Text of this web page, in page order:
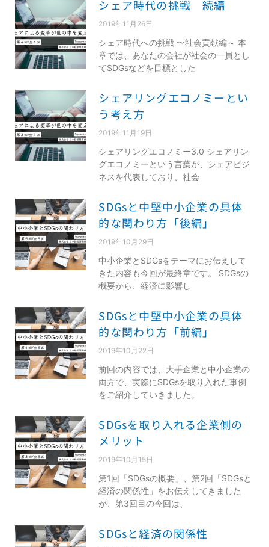
シェア時代の挑戦 続編
2019年11月26日
シェア時代への挑戦 〜社会貢献編～ 本
章では、あなたの会社が社会の一員とし
てSDGsなどを目標とした
シェアリングエコノミーとい
う考え方
2019年11月19日
シェアリングエコノミー3.0 シェアリン
グエコノミーという言葉が、シェアビジ
ネスを代表しており、社会
SDGsと中堅中小企業の具体
的な関わり方「後編」
2019年10月29日
中小企業とSDGsをテーマにお伝えして
きた内容も今回が最終章です。 SDGsの
概要から、経済に影響し
SDGsと中堅中小企業の具体
的な関わり方「前編」
2019年10月22日
前回の内容では、大手企業と中小企業の
両方で、実際にSDGsを取り入れた事例
をご紹介していきました。
SDGsを取り入れる企業側の
メリット
2019年10月15日
第1回「SDGsの概要」、第2回「SDGsと
経済の関係性」をお伝えしてきました
が、第3回目の今回は、
SDGsと経済の関係性